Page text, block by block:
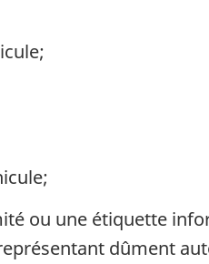
ou une étiquette
dûment